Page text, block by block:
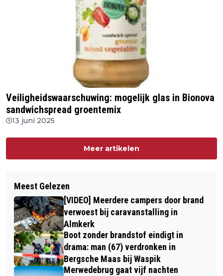
Veiligheidswaarschuwing: mogelijk glas in Bionova
sandwichspread groentemix
13 juni 2025
Meer artikelen
Meest Gelezen
[VIDEO] Meerdere campers door brand
verwoest bij caravanstalling in
Almkerk
Boot zonder brandstof eindigt in
drama: man (67) verdronken in
Bergsche Maas bij Waspik
Merwedebrug gaat vijf nachten